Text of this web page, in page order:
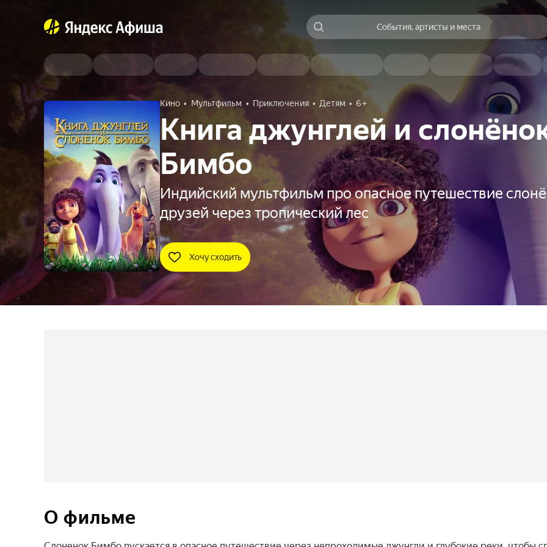
События, артисты и места
Кино Мультфильм Приключения Детям 6+
Книга джунглей и
Бимбо
Индийский мультфильм про опасное путешествие
друзей через тропический лес
Хочу сходить
О фильме